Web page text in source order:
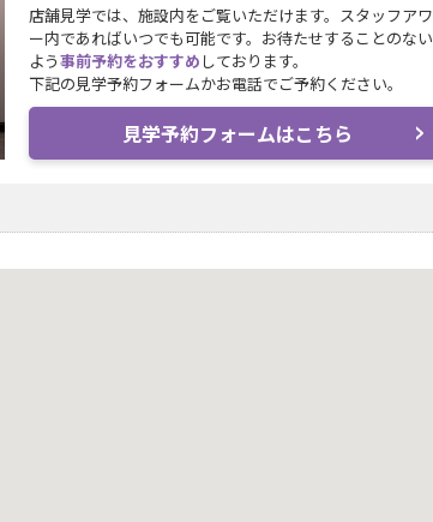
店舗見学では、施設内をご覧いただけます。スタッフアワ
ー内であればいつでも可能です。お待たせすることのない
よう事前予約をおすすめ しております。
下記の見学予約フォームかお電話でご予約ください。
見学予約フォームはこちら